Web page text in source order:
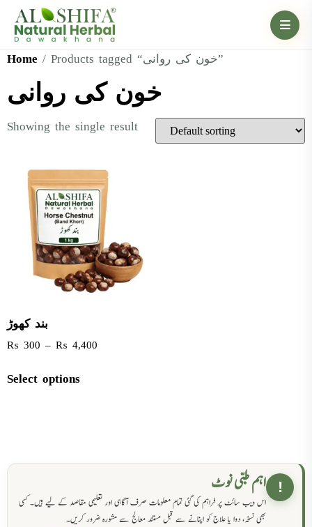
Home / Products tagged “خون کی روانی”
خون کی روانی
Showing the single result
بند کھوڑ
₨ 300 – ₨ 4,400
Select options
! اہم طبی نوٹ
اس ویب سائٹ پر فراہم کی گئی تمام معلومات صرف آگاہی اور تعلیمی مقاصد کے لیے ہیں۔ کسی
بھی نسخہ، دوا یا علاج کو اپنانے سے قبل مستند معالج سے مشورہ ضرور کریں۔